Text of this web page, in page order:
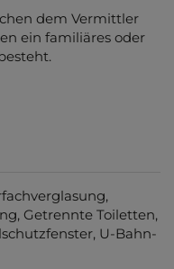
dem Vermittler
ein familiäres oder
Getrennte Toiletten
U-Bahn-